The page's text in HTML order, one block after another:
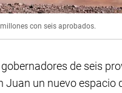
con seis aprobados.
de seis
Juan un nuevo espacio